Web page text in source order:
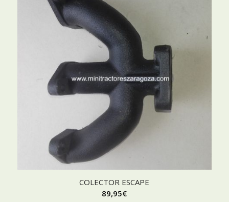
COLECTOR ESCAPE
89,95€